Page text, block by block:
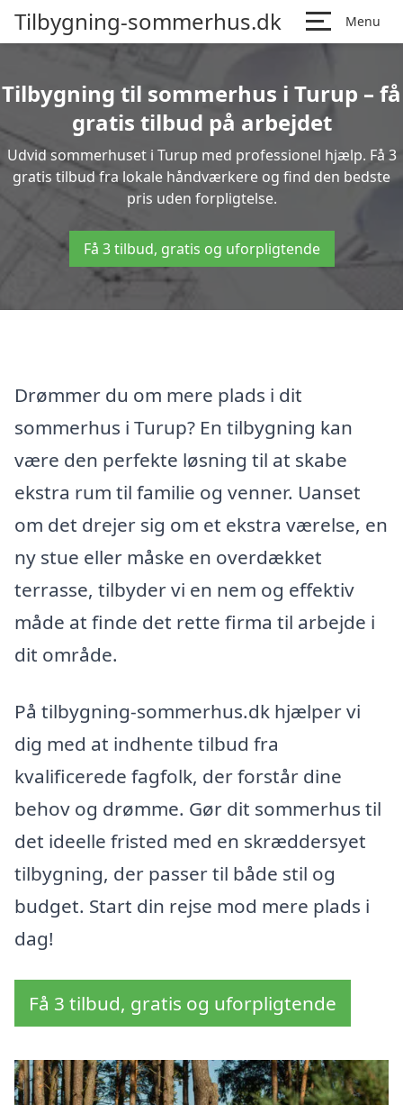
Tilbygning-sommerhus.dk Menu
Tilbygning til sommerhus i Turup – få
gratis tilbud på arbejdet
Udvid sommerhuset i Turup med professionel hjælp. Få 3
gratis tilbud fra lokale håndværkere og find den bedste
pris uden forpligtelse.
Få 3 tilbud, gratis og uforpligtende
Drømmer du om mere plads i dit
sommerhus i Turup? En tilbygning kan
være den perfekte løsning til at skabe
ekstra rum til familie og venner. Uanset
om det drejer sig om et ekstra værelse, en
ny stue eller måske en overdækket
terrasse, tilbyder vi en nem og effektiv
måde at finde det rette firma til arbejde i
dit område.
På tilbygning-sommerhus.dk hjælper vi
dig med at indhente tilbud fra
kvalificerede fagfolk, der forstår dine
behov og drømme. Gør dit sommerhus til
det ideelle fristed med en skræddersyet
tilbygning, der passer til både stil og
budget. Start din rejse mod mere plads i
dag!
Få 3 tilbud, gratis og uforpligtende